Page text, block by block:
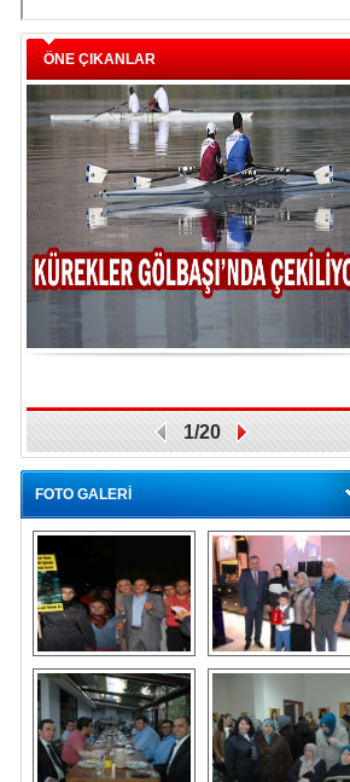
ÖNE ÇIKANLAR
1/20
FOTO GALERİ
Gölbaşı GAZZE
İÇİN YÜRÜDÜ
Kaymakamlıktan
iftar yemeği